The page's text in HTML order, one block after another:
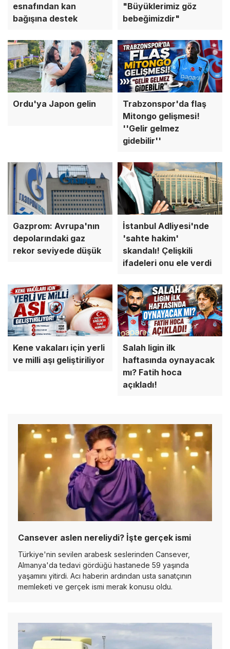
esnafından kan
bağışına destek
"Büyüklerimiz göz
bebeğimizdir"
Ordu'ya Japon gelin
Trabzonspor'da flaş
Mitongo gelişmesi!
''Gelir gelmez
gidebilir''
Gazprom: Avrupa'nın
depolarındaki gaz
rekor seviyede düşük
İstanbul Adliyesi'nde
'sahte hakim'
skandalı! Çelişkili
ifadeleri onu ele verdi
Kene vakaları için yerli
ve milli aşı geliştiriliyor
Salah ligin ilk
haftasında oynayacak
mı? Fatih hoca
açıkladı!
Cansever aslen nereliydi? İşte gerçek ismi
Türkiye'nin sevilen arabesk seslerinden Cansever,
Almanya'da tedavi gördüğü hastanede 59 yaşında
yaşamını yitirdi. Acı haberin ardından usta sanatçının
memleketi ve gerçek ismi merak konusu oldu.